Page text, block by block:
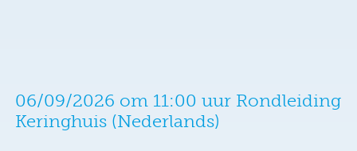
06/09/2026 om 11:00 uur Rondleiding
Keringhuis (Nederlands)